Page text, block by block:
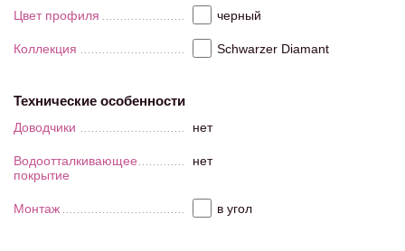
Цвет профиля черный
Коллекция Schwarzer Diamant
Технические особенности
Доводчики нет
Водоотталкивающее
покрытие
нет
Монтаж в угол